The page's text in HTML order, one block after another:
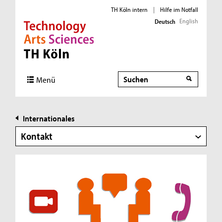
Direkt zur Hauptnavigation
Direkt zur Subnavigation
Direkt zum Inhalt
Direkt zum Fußbereich
TH Köln intern |
Hilfe im Notfall
Deutsch English
Menü Suche
Internationales
Kontakt